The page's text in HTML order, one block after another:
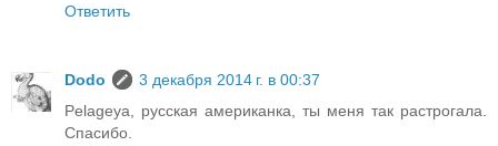
Ответить
Dodo
3 декабря 2014 г. в 00:37
Pelageya, русская американка, ты меня так растрогала.
Спасибо.